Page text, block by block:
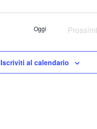
Oggi
Iscriviti al calendario